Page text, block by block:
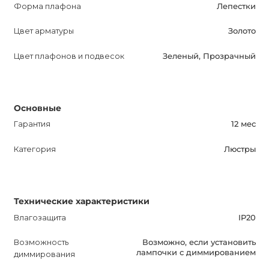
Оптимизированное описание, интересно и
Форма плафона Лепестки
Цвет арматуры Золото
Цвет плафонов и подвесок Зеленый, Прозрачный
Основные
Гарантия 12 мес
Категория Люстры
Технические характеристики
Влагозащита IP20
Возможность
диммирования
Возможно, если установить
лампочки с диммированием